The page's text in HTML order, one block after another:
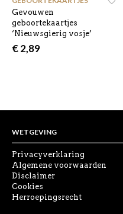
Gevouwen
geboortekaartjes
‘Nieuwsgierig vosje’
€2,89
WETGEVING
Privacyverklaring
Algemene voorwaarden
Disclaimer
Cookies
Herroepingsrecht